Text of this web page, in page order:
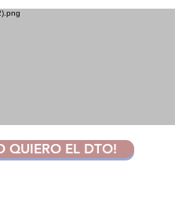
QUIERO EL DTO!